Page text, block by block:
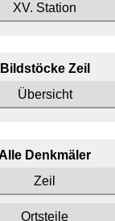
XV. Station
Bildstöcke Zeil
Übersicht
Denkmäler
Zeil
Ortsteile